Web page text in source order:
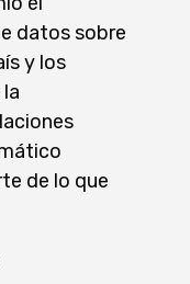
datos sobre
y los
de lo que